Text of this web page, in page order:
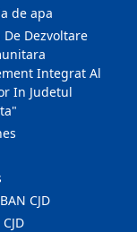
de apa
De Dezvoltare
Integrat Al
In Judetul
CJD